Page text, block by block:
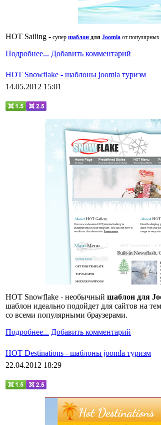
HOT Sailing - супер шаблон для Joomla от популярных
Подробнее... Добавить комментарий
HOT Snowflake - шаблоны joomla туризм
14.05.2012 15:01
HOT Snowflake - необычный шаблон для
шаблон идеально подойдет для сайтов на
со всеми популярными браузерами.
Подробнее... Добавить комментарий
HOT Destinations - шаблоны joomla туризм
22.04.2012 18:29